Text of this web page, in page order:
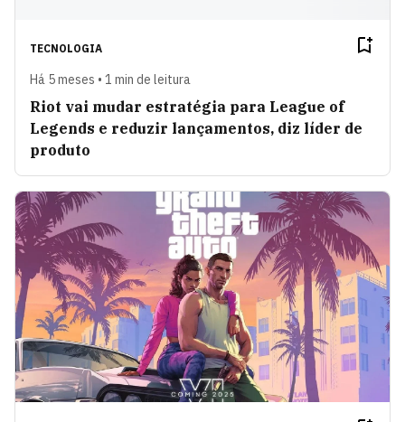
TECNOLOGIA
Há 5 meses • 1 min de leitura
Riot vai mudar estratégia para League of
Legends e reduzir lançamentos, diz líder de
produto